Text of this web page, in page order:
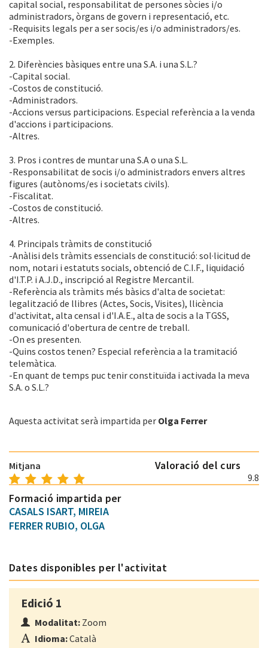
capital social, responsabilitat de persones sòcies i/o
administradors, òrgans de govern i representació, etc.
-Requisits legals per a ser socis/es i/o administradors/es.
-Exemples.
2. Diferències bàsiques entre una S.A. i una S.L.?
-Capital social.
-Costos de constitució.
-Administradors.
-Accions versus participacions. Especial referència a la venda
d'accions i participacions.
-Altres.
3. Pros i contres de muntar una S.A o una S.L.
-Responsabilitat de socis i/o administradors envers altres
figures (autònoms/es i societats civils).
-Fiscalitat.
-Costos de constitució.
-Altres.
4. Principals tràmits de constitució
-Anàlisi dels tràmits essencials de constitució: sol·licitud de
nom, notari i estatuts socials, obtenció de C.I.F., liquidació
d'I.T.P. i A.J.D., inscripció al Registre Mercantil.
-Referència als tràmits més bàsics d'alta de societat:
legalització de llibres (Actes, Socis, Visites), llicència
d'activitat, alta censal i d'I.A.E., alta de socis a la TGSS,
comunicació d'obertura de centre de treball.
-On es presenten.
-Quins costos tenen? Especial referència a la tramitació
telemàtica.
-En quant de temps puc tenir constituïda i activada la meva
S.A. o S.L.?
Aquesta activitat serà impartida per Olga Ferrer
Valoració del curs
Mitjana
9.8
Formació impartida per
CASALS ISART, MIREIA
FERRER RUBIO, OLGA
Dates disponibles per l'activitat
Edició 1
Modalitat: Zoom
Idioma:Català